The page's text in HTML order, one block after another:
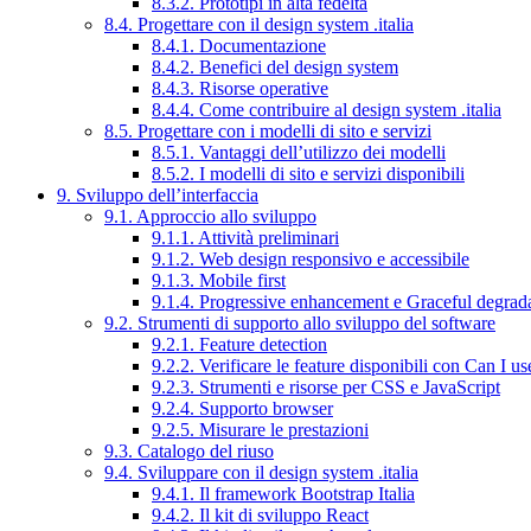
8.4. Progettare con il design system .italia
8.4.1. Documentazione
8.4.2. Benefici del design system
8.4.3. Risorse operative
8.4.4. Come contribuire al design system .italia
8.5. Progettare con i modelli di sito e servizi
8.5.1. Vantaggi dell’utilizzo dei modelli
8.5.2. I modelli di sito e servizi disponibili
9. Sviluppo dell’interfaccia
9.1. Approccio allo sviluppo
9.1.1. Attività preliminari
9.1.2. Web design responsivo e accessibile
9.1.3. Mobile first
9.1.4. Progressive enhancement e Graceful
9.2. Strumenti di supporto allo sviluppo del software
9.2.1. Feature detection
9.2.2. Verificare le feature disponibili con Can I
9.2.3. Strumenti e risorse per CSS e JavaScript
9.2.4. Supporto browser
9.2.5. Misurare le prestazioni
9.3. Catalogo del riuso
9.4. Sviluppare con il design system .italia
9.4.1. Il framework Bootstrap Italia
9.4.2. Il kit di sviluppo React